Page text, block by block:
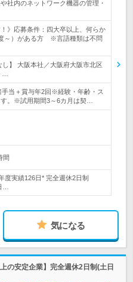
社内のネットワーク機器の管理・
》応募条件：四大卒以上、何らか
～）がある方 ※言語種類は不問
し】 大阪本社／大阪府大阪市北区
…
当＋賞与年2回※経験・年齢・ス
。※試用期間3～6カ月は契…
間
度実績126日* 完全週休2日制
…
気になる
の安定企業】完全週休2日制(土日